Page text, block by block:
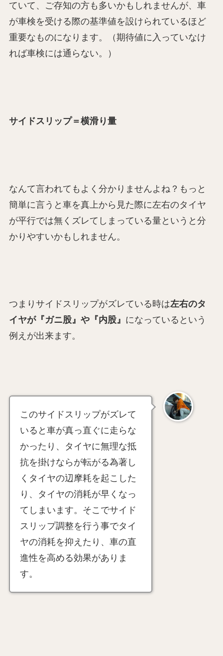
ていて、ご存知の方も多いかもしれませんが、車
が車検を受ける際の基準値を設けられているほど
重要なものになります。（期待値に入っていなけ
れば車検には通らない。）
サイドスリップ＝横滑り量
なんて言われてもよく分かりませんよね？もっと
簡単に言うと車を真上から見た際に左右のタイヤ
が平行では無くズレてしまっている量というと分
かりやすいかもしれません。
つまりサイドスリップがズレている時は左右のタ
イヤが『ガニ股』や『内股』 になっているという
例えが出来ます。
このサイドスリップがズレて
いると車が真っ直ぐに走らな
かったり、タイヤに無理な抵
抗を掛けならが転がる為著し
くタイヤの辺摩耗を起こした
り、タイヤの消耗が早くなっ
てしまいます。そこでサイド
スリップ調整を行う事でタイ
ヤの消耗を抑えたり、車の直
進性を高める効果がありま
す。